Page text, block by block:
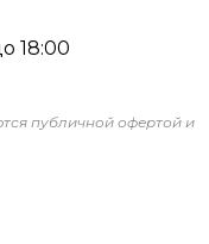
18:00
публичной офертой и